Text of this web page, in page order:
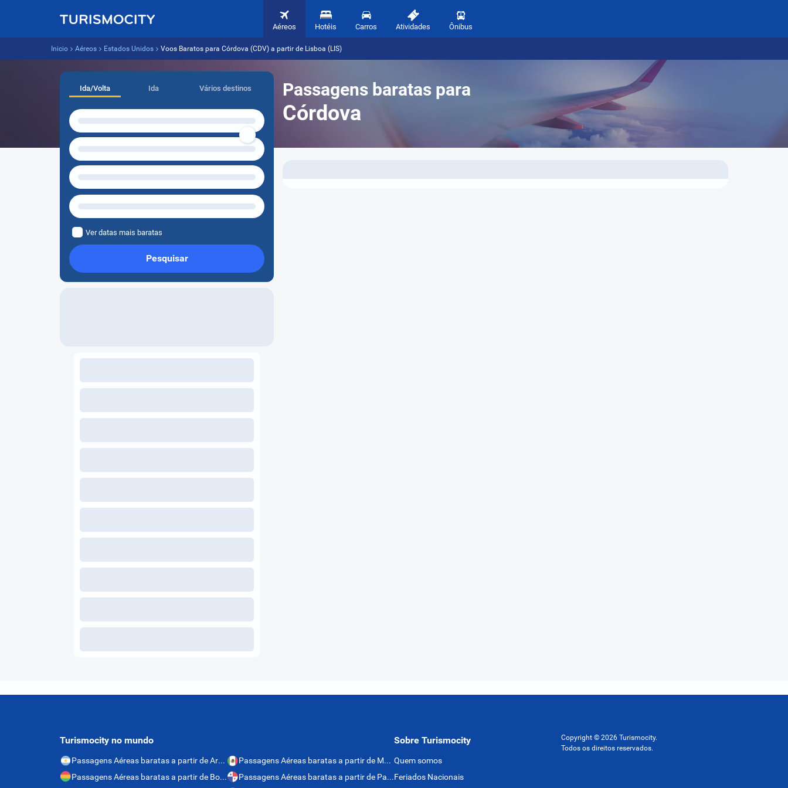
Aéreos Hotéis Carros Atividades Ônibus
Inicio Aéreos Estados Unidos Voos Baratos para Córdova (CDV) a partir de Lisboa (LIS)
Passagens baratas para
Córdova
Ida/Volta Ida Vários destinos
Ver datas mais baratas
Pesquisar
Turismocity no mundo
Passagens Aéreas baratas a partir de Argentina
Passagens Aéreas baratas a partir de Bolívia
Passagens Aéreas baratas a partir de México
Passagens Aéreas baratas a partir de Panamá
Sobre Turismocity
Quem somos
Feriados Nacionais
Copyright © 2026 Turismocity.
Todos os direitos reservados.